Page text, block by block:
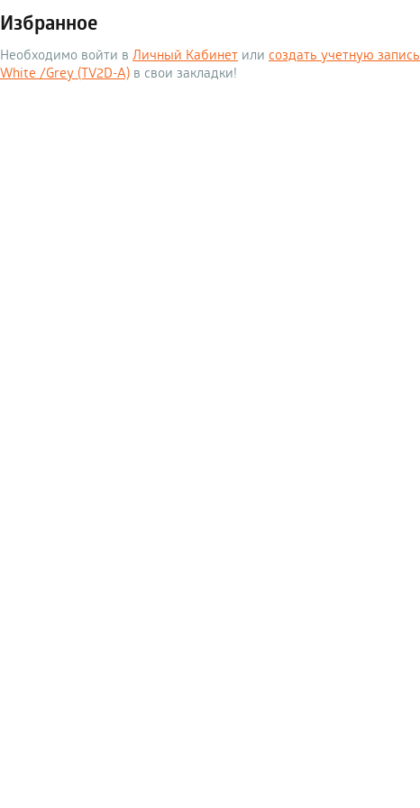
Избранное
Необходимо войти в Личный Кабинет или создать учетную запись
White /Grey (TV2D-A) в свои закладки!